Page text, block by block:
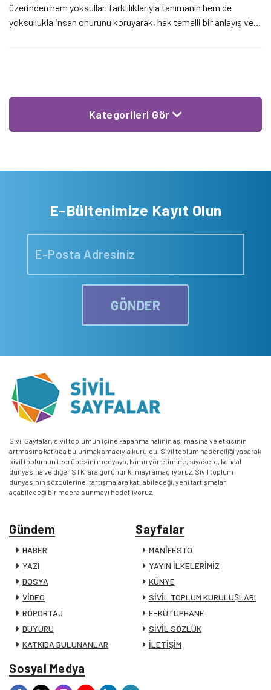
üzerinden hem yoksulları farklılıklarıyla tanımanın hem de
yoksullukla insan onurunu koruyarak, hak temelli bir anlayış ve
koyuyor.
Kategorileri Gör
E-Bültenimize Kayıt Olun
GÖNDER
Sivil Sayfalar, sivil toplumun içine kapanma halinin aşılmasına ve etkisinin
artmasına katkıda bulunmak amacıyla kuruldu. Sivil toplum haberciliği yaparak
sivil toplumun tecrübesini medyaya, kamu yönetimine, siyasete, kanaat
dünyasına ve diğer STK’lara görünür kılmayı amaçlıyoruz. Sivil toplum
dünyasının sözcülerine, tartışmalara katılabileceği, yeni tartışmalar
açabileceği bir mecra sunmayı hedefliyoruz.
Gündem
HABER
YAZI
DOSYA
VİDEO
RÖPORTAJ
DUYURU
KATKIDA BULUNANLAR
Sayfalar
MANİFESTO
YAYIN İLKELERİMİZ
KÜNYE
SİVİL TOPLUM KURULUŞLARI
E-KÜTÜPHANE
SİVİL SÖZLÜK
İLETİŞİM
Sosyal Medya